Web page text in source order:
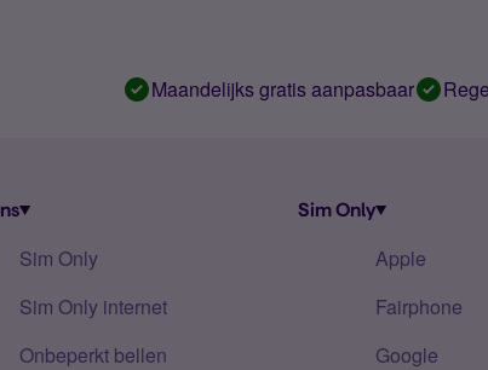
Maandelijks gratis aanpasbaar
Sim Only
Sim Only
Sim Only internet
Onbeperkt bellen
Apple
Fairphone
Google